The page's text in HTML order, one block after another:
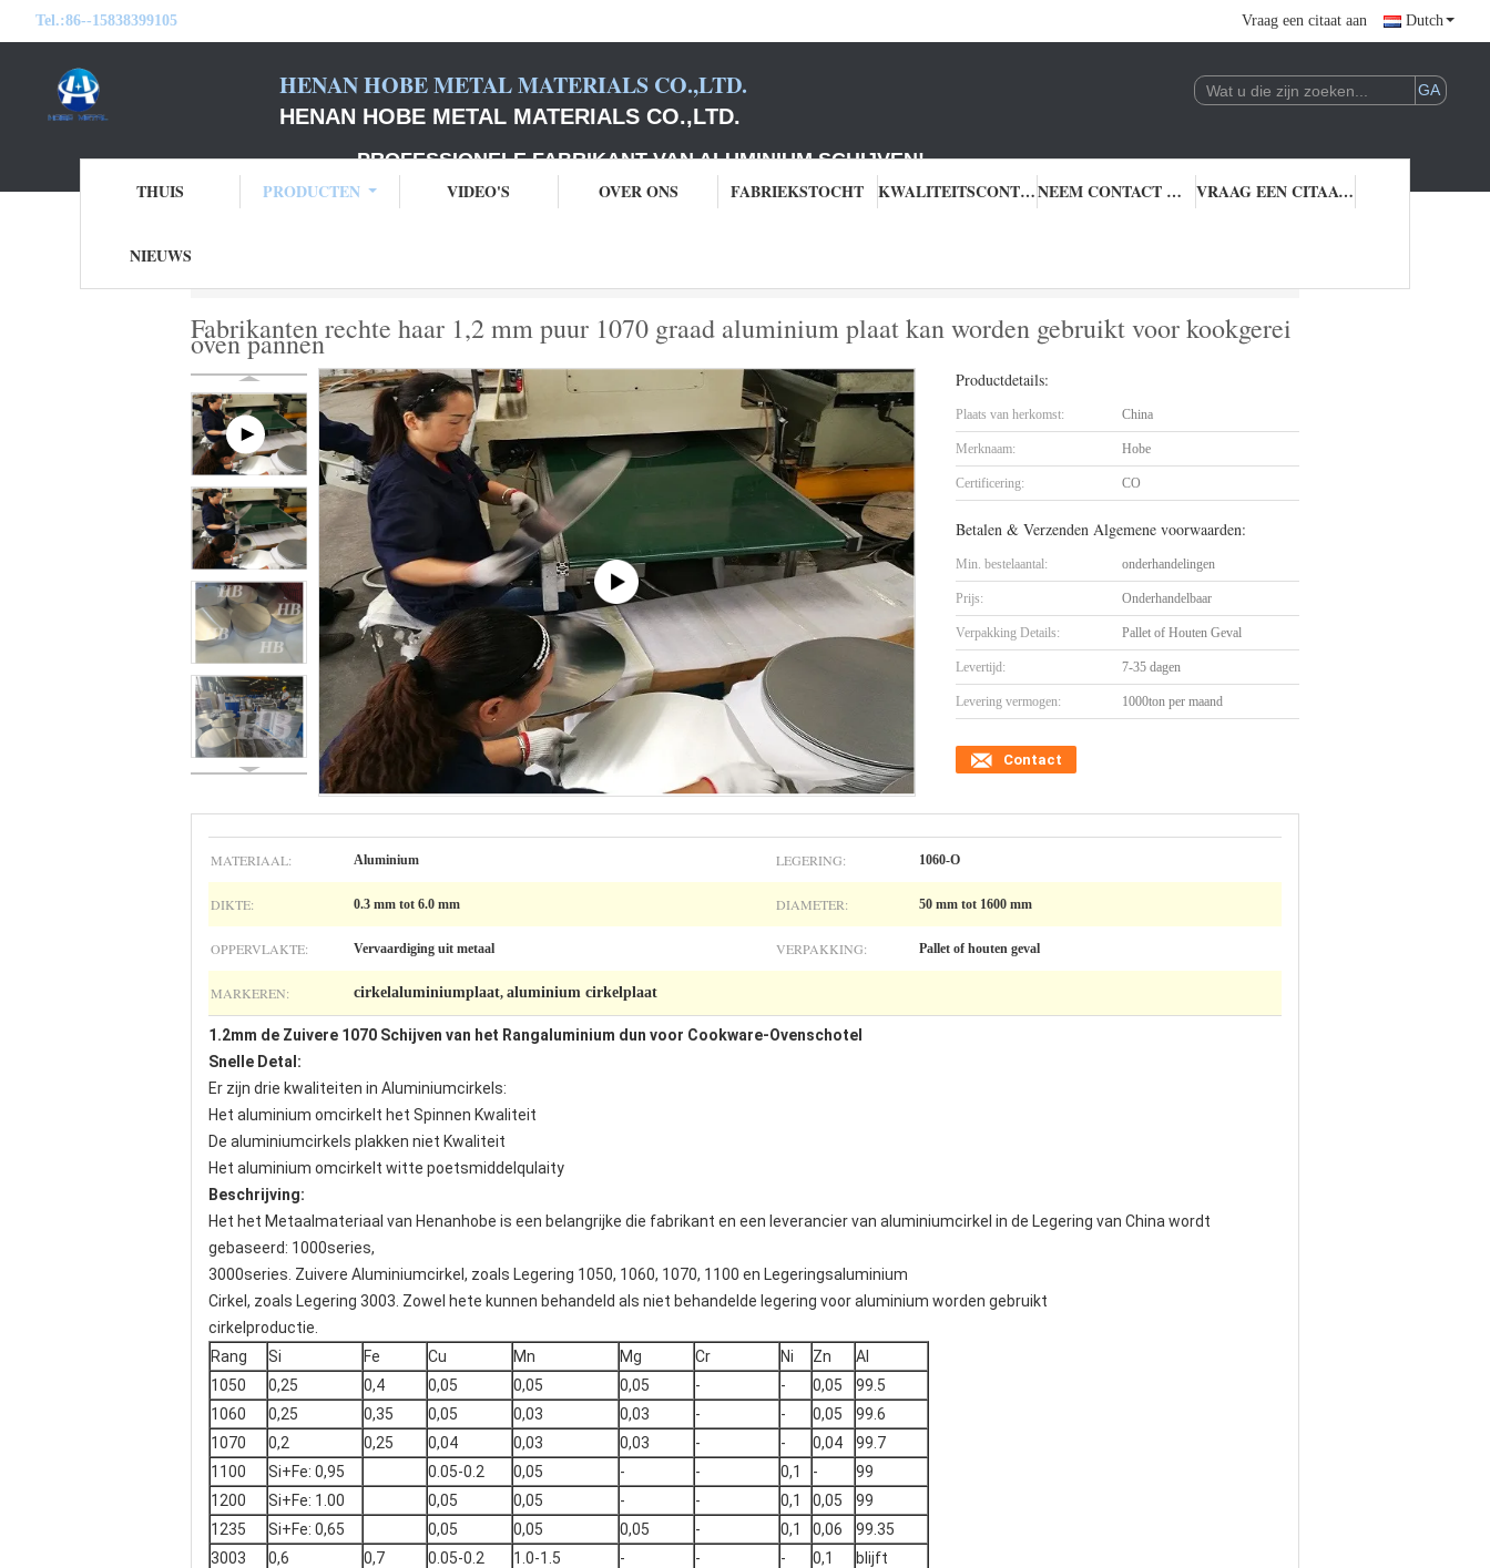
Tel.:86--15838399105 Vraag een citaat aan Dutch
HENAN HOBE METAL MATERIALS CO.,LTD.
HENAN HOBE METAL MATERIALS CO.,LTD.
PROFESSIONELE FABRIKANT VAN ALUMINIUM SCHIJVEN!
THUIS PRODUCTEN VIDEO'S OVER ONS FABRIEKSTOCHT KWALITEITSCONTROLE NEEM CONTACT MET ONS OP VRAAG EEN CITAAT AAN
NIEUWS
Fabrikanten rechte haar 1,2 mm puur 1070 graad aluminium plaat kan worden gebruikt voor kookgerei
oven pannen
Productdetails:
Plaats van herkomst: China
Merknaam: Hobe
Certificering: CO
Betalen & Verzenden Algemene voorwaarden:
Min. bestelaantal: onderhandelingen
Prijs: Onderhandelbaar
Verpakking Details: Pallet of Houten Geval
Levertijd: 7-35 dagen
Levering vermogen: 1000ton per maand
Contact
MATERIAAL: Aluminium LEGERING: 1060-O
DIKTE: 0.3 mm tot 6.0 mm DIAMETER: 50 mm tot 1600 mm
OPPERVLAKTE: Vervaardiging uit metaal VERPAKKING: Pallet of houten geval
MARKEREN: cirkelaluminiumplaat, aluminium cirkelplaat
1.2mm de Zuivere 1070 Schijven van het Rangaluminium dun voor Cookware-Ovenschotel
Snelle Detal:
Er zijn drie kwaliteiten in Aluminiumcirkels:
Het aluminium omcirkelt het Spinnen Kwaliteit
De aluminiumcirkels plakken niet Kwaliteit
Het aluminium omcirkelt witte poetsmiddelqulaity
Beschrijving:
Het het Metaalmateriaal van Henanhobe is een belangrijke die fabrikant en een leverancier van aluminiumcirkel in de Legering van China wordt
gebaseerd: 1000series,
3000series. Zuivere Aluminiumcirkel, zoals Legering 1050, 1060, 1070, 1100 en Legeringsaluminium
Cirkel, zoals Legering 3003. Zowel hete kunnen behandeld als niet behandelde legering voor aluminium worden gebruikt
cirkelproductie.
Rang
Si Fe Cu Mn Mg Cr Ni Zn
Al
1050
0,25 0,4 0,05 0,05 0,05 - - 0,05
99.5
1060
0,25 0,35 0,05 0,03 0,03 - - 0,05
99.6
1070
0,2 0,25 0,04 0,03 0,03 - - 0,04
99.7
1100
Si+Fe: 0,95 0.05-0.2 0,05 - - 0,1 -
99
1200
Si+Fe: 1.00 0,05 0,05 - - 0,1 0,05
99
1235
Si+Fe: 0,65 0,05 0,05 0,05 - 0,1 0,06
99.35
3003
0,6 0,7 0.05-0.2 1.0-1.5 - - - 0,1
blijft